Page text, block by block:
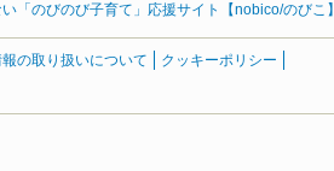
「のびのび子育て」応援サイト【nobico/のびこ】
の取り扱いについて
クッキーポリシー